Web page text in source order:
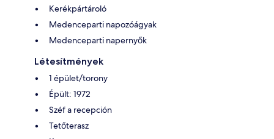
Kerékpártároló
Medenceparti napozóágyak
Medenceparti napernyők
Létesítmények
1 épület/torony
Épült: 1972
Széf a recepción
Tetőterasz